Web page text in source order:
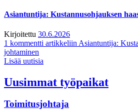
Asiantuntija: Kustannusohjauksen
Kirjoitettu 30.6.2026
1 kommentti artikkeliin Asiantuntija:
johtaminen
Lisää uutisia
Uusimmat työpaikat
Toimitusjohtaja